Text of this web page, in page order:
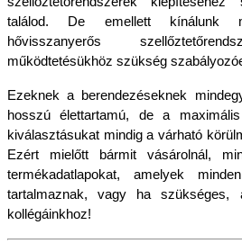
találod. De emellett kínálunk
hővisszanyerős
működtetésükhöz szükség
Ezeknek a berendezéseknek
hosszú élettartamú, de a
kiválasztásukat mindig a várható
Ezért mielőtt bármit vásárolnál,
termékadatlapokat, amelyek
tartalmaznak, vagy ha
kollégáinkhoz!